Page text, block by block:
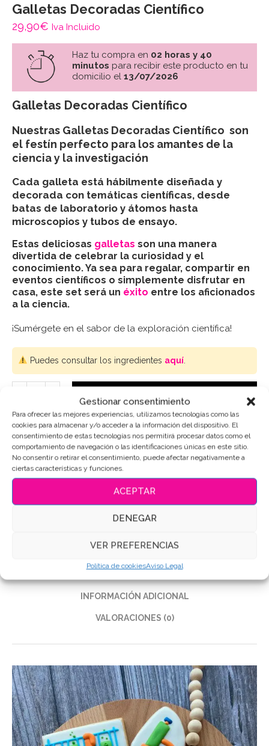
Gestionar consentimiento
Para ofrecer las mejores experiencias, utilizamos tecnologías como las
cookies para almacenar y/o acceder a la información del dispositivo. El
consentimiento de estas tecnologías nos permitirá procesar datos como el
comportamiento de navegación o las identificaciones únicas en este sitio.
No consentir o retirar el consentimiento, puede afectar negativamente a
ciertas características y funciones.
ACEPTAR
DENEGAR
VER PREFERENCIAS
Política de cookiesAviso Legal
Galletas Decoradas Científico
29,90€ Iva Incluido
Haz tu compra en 02 horas y 40
minutos para recibir este producto en tu
domicilio el 13/07/2026
Galletas Decoradas Científico
Nuestras Galletas Decoradas Científico son
el festín perfecto para los amantes de la
ciencia y la investigación
Cada galleta está hábilmente diseñada y
decorada con temáticas científicas, desde
batas de laboratorio y átomos hasta
microscopios y tubos de ensayo.
Estas deliciosas galletas son una manera
divertida de celebrar la curiosidad y el
conocimiento. Ya sea para regalar, compartir en
eventos científicos o simplemente disfrutar en
casa, este set será un éxito entre los aficionados
a la ciencia.
¡Sumérgete en el sabor de la exploración científica!
Puedes consultar los ingredientes aquí.
SKU:
12625
Categoría:Profesiones
#Científico,#Exploración
#galletasdecoradas
INFORMACIÓN ADICIONAL
VALORACIONES (0)